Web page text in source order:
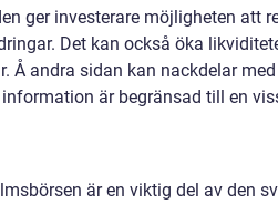
ger investerare möjligheten att
Det kan också öka
Å andra sidan kan nackdelar
är begränsad till en
är en viktig del av den